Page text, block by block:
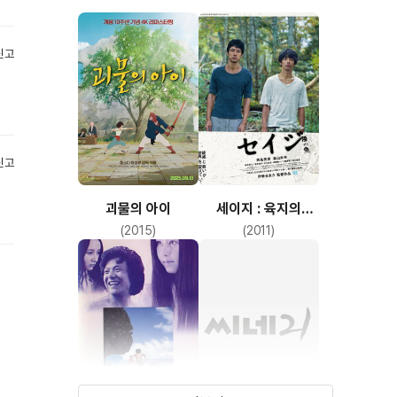
고
고
괴물의 아이
(2015)
세이지 : 육지의
물고기
(2011)